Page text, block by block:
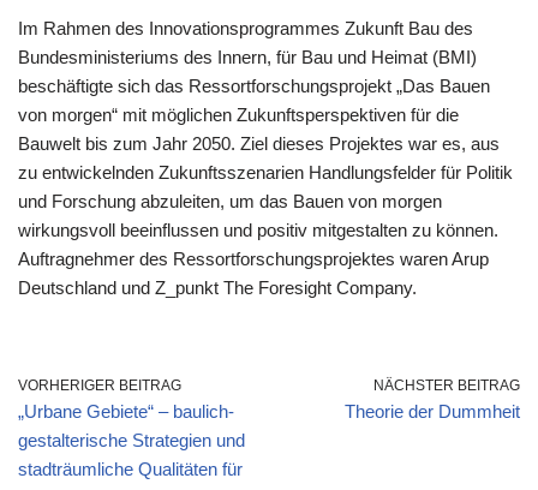
Im Rahmen des Innovationsprogrammes Zukunft Bau des
Bundesministeriums des Innern, für Bau und Heimat (BMI)
beschäftigte sich das Ressortforschungsprojekt „Das Bauen
von morgen“ mit möglichen Zukunftsperspektiven für die
Bauwelt bis zum Jahr 2050. Ziel dieses Projektes war es, aus
zu entwickelnden Zukunftsszenarien Handlungsfelder für Politik
und Forschung abzuleiten, um das Bauen von morgen
wirkungsvoll beeinflussen und positiv mitgestalten zu können.
Auftragnehmer des Ressortforschungsprojektes waren Arup
Deutschland und Z_punkt The Foresight Company.
VORHERIGER BEITRAG
„Urbane Gebiete“ – baulich-
gestalterische Strategien und
stadträumliche Qualitäten für
NÄCHSTER BEITRAG
Theorie der Dummheit